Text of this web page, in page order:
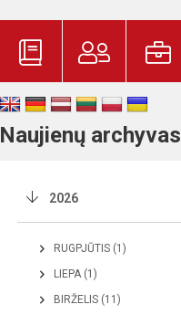
Naujienų archyvas
2026
RUGPJŪTIS (1)
LIEPA (1)
BIRŽELIS (11)